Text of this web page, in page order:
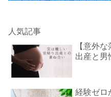
人気記事
【意外
出産と男
経験ゼロ